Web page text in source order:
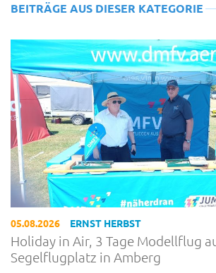
BEITRÄGE AUS DIESER KATEGORIE
05.08.2026 ERNST HERBST
Holiday in Air, 3 Tage Modellflug
Segelflugplatz in Amberg